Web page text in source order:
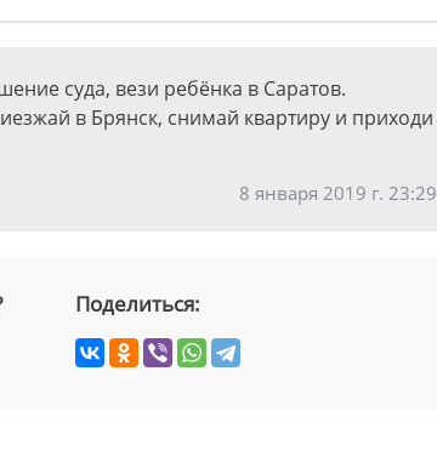
суда, вези ребёнка в Саратов.
в Брянск, снимай квартиру и приходи
8 января 2019 г. 23:29
Поделиться: